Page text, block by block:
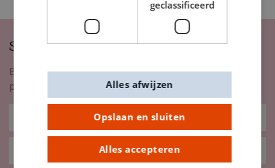
Schrijf je in op onze nieuwsbrief
Blijf op de hoogte van nieuwigheden, inspiratie,
promoties en meer!
geclassificeerd
Opslaan en sluiten
Alles accepteren
Alles afwijzen